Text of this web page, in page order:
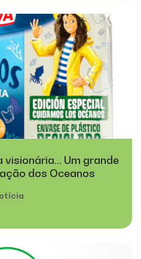
visionária… Um grande
dos Oceanos